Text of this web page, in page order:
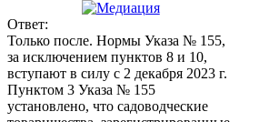
Ответ:
Только после. Нормы Указа № 155,
за исключением пунктов 8 и 10,
вступают в силу с 2 декабря 2023 г.
Пунктом 3 Указа № 155
установлено, что садоводческие